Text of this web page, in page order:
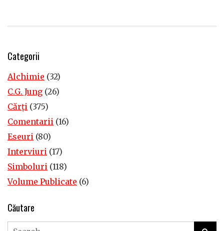
Categorii
Alchimie (32)
C.G. Jung (26)
Cărţi (375)
Comentarii (16)
Eseuri (80)
Interviuri (17)
Simboluri (118)
Volume Publicate (6)
Căutare